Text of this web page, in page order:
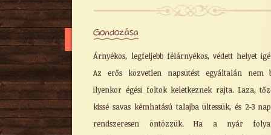
Gondozása
Árnyékos, legfeljebb félárnyékos, védett helyet
Az erős közvetlen napsütést egyáltalán nem
ilyenkor égési foltok keletkeznek rajta. Laza,
kissé savas kémhatású talajba ültessük, és 2-3
rendszeresen öntözzük. Ha a nyár